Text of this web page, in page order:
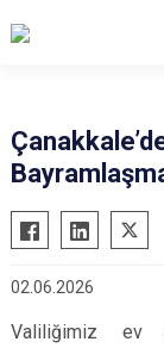
02.06.2026
Valiliğimiz ev